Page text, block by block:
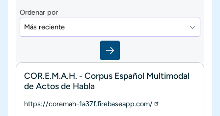
Ordenar por
COR.E.M.A.H. - Corpus Español Multimodal
de Actos de Habla
https://coremah-1a37f.firebaseapp.com/